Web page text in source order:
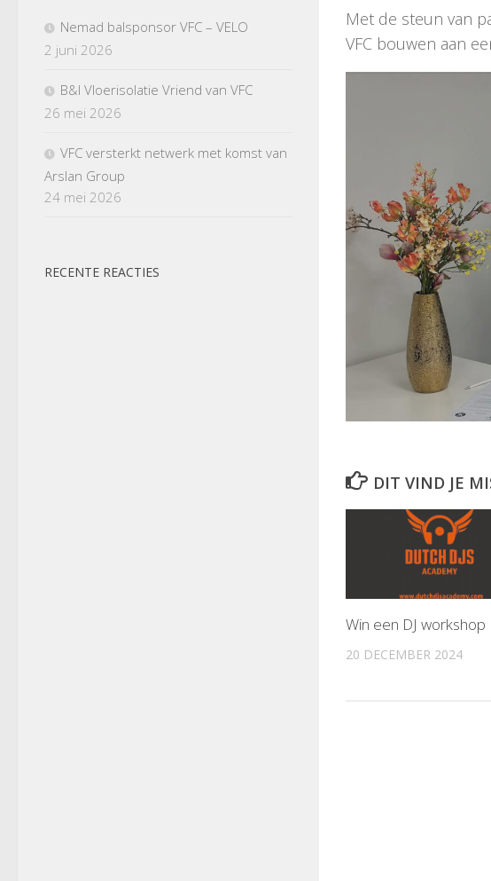
Met de steun van
VFC bouwen aan
DIT VIND JE
Win een DJ workshop
20 DECEMBER 2024
Nemad balsponsor VFC – VELO
2 juni 2026
B&I Vloerisolatie Vriend van VFC
26 mei 2026
VFC versterkt netwerk met komst van
Arslan Group
24 mei 2026
RECENTE REACTIES